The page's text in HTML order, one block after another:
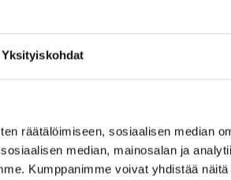
Yksityiskohdat
räätälöimiseen, sosiaalisen median
median, mainosalan ja
Kumppanimme voivat yhdistää